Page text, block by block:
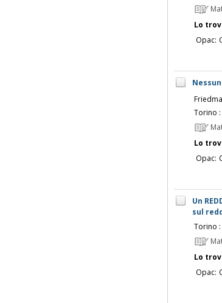
Lo
Opac:
Torino
Lo
Opac:
Un
sul
Torino
Lo
Opac: